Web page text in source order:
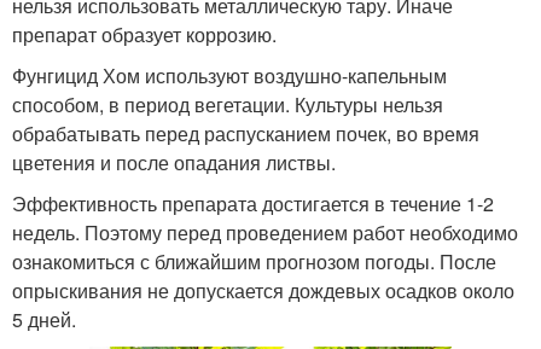
препарат образует коррозию.
Фунгицид Хом используют воздушно-капельным
способом, в период вегетации. Культуры нельзя
обрабатывать перед распусканием почек, во время
цветения и после опадания листвы.
Эффективность препарата достигается в течение 1-2
недель. Поэтому перед проведением работ необходимо
ознакомиться с ближайшим прогнозом погоды. После
опрыскивания не допускается дождевых осадков около
5 дней.